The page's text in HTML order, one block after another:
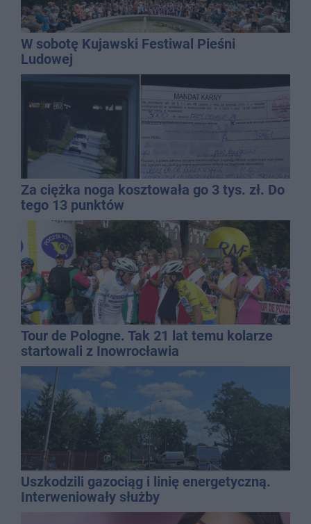
W sobotę Kujawski Festiwal Pieśni
Ludowej
Za ciężka noga kosztowała go 3 tys. zł. Do
tego 13 punktów
Tour de Pologne. Tak 21 lat temu kolarze
startowali z Inowrocławia
Uszkodzili gazociąg i linię energetyczną.
Interweniowały służby